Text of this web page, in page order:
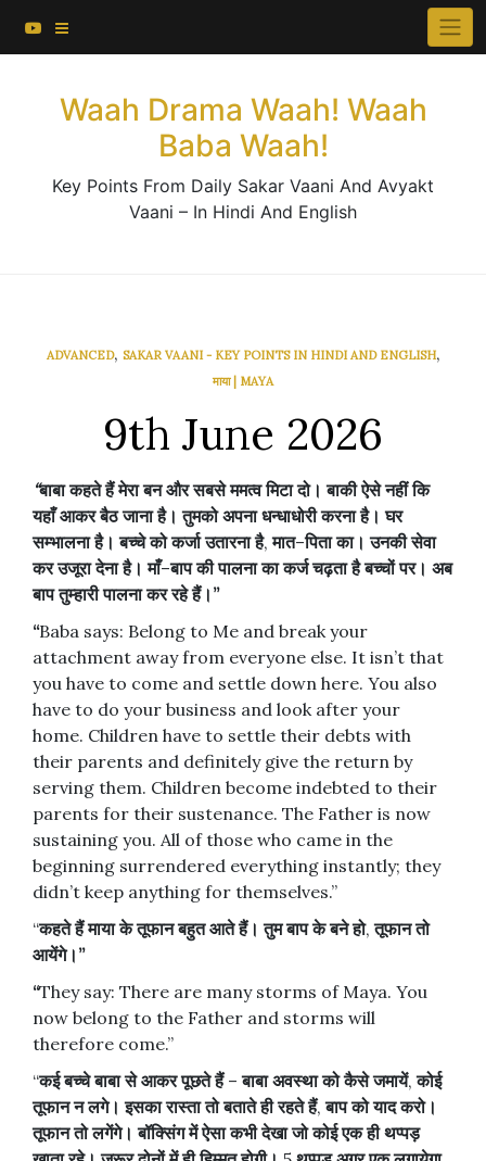
Waah Drama Waah! Waah
Baba Waah!
Key Points From Daily Sakar Vaani And Avyakt
Vaani – In Hindi And English
ADVANCED, SAKAR VAANI - KEY POINTS IN HINDI AND ENGLISH,
माया | MAYA
9th June 2026
“बाबा कहते हैं मेरा बन और सबसे ममत्व मिटा दो। बाकी ऐसे नहीं कि
यहाँ आकर बैठ जाना है। तुमको अपना धन्धाधोरी करना है। घर
सम्भालना है। बच्चे को कर्जा उतारना है,मात–पिता का। उनकी सेवा
कर उजूरा देना है। माँ–बाप की पालना का कर्ज चढ़ता है बच्चों पर। अब
बाप तुम्हारी पालना कर रहे हैं। ”
“Baba says: Belong to Me and break your
attachment away from everyone else. It isn’t that
you have to come and settle down here. You also
have to do your business and look after your
home. Children have to settle their debts with
their parents and definitely give the return by
serving them. Children become indebted to their
parents for their sustenance. The Father is now
sustaining you. All of those who came in the
beginning surrendered everything instantly; they
didn’t keep anything for themselves.”
“कहते हैं माया के तूफान बहुत आते हैं। तुम बाप के बने हो,तूफान तो
आयेंगे। ”
“They say: There are many storms of Maya. You
now belong to the Father and storms will
therefore come.”
“कई बच्चे बाबा से आकर पूछते हैं–बाबा अवस्था को कैसे जमायें,कोई
तूफान न लगे। इसका रास्ता तो बताते ही रहते हैं,बाप को याद करो।
तूफान तो लगेंगे। बॉक्सिंग में ऐसा कभी देखा जो कोई एक ही थप्पड़
×